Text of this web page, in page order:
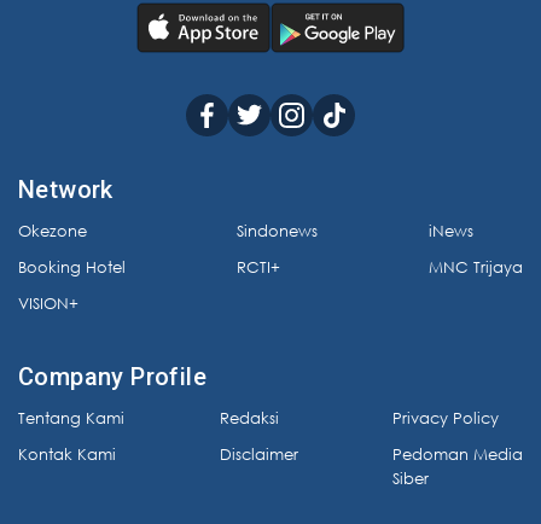
Network
Okezone
Booking Hotel
VISION+
Sindonews
RCTI+
iNews
MNC Trijaya
Company Profile
Tentang Kami
Kontak Kami
Redaksi
Disclaimer
Privacy Policy
Pedoman Media
Siber